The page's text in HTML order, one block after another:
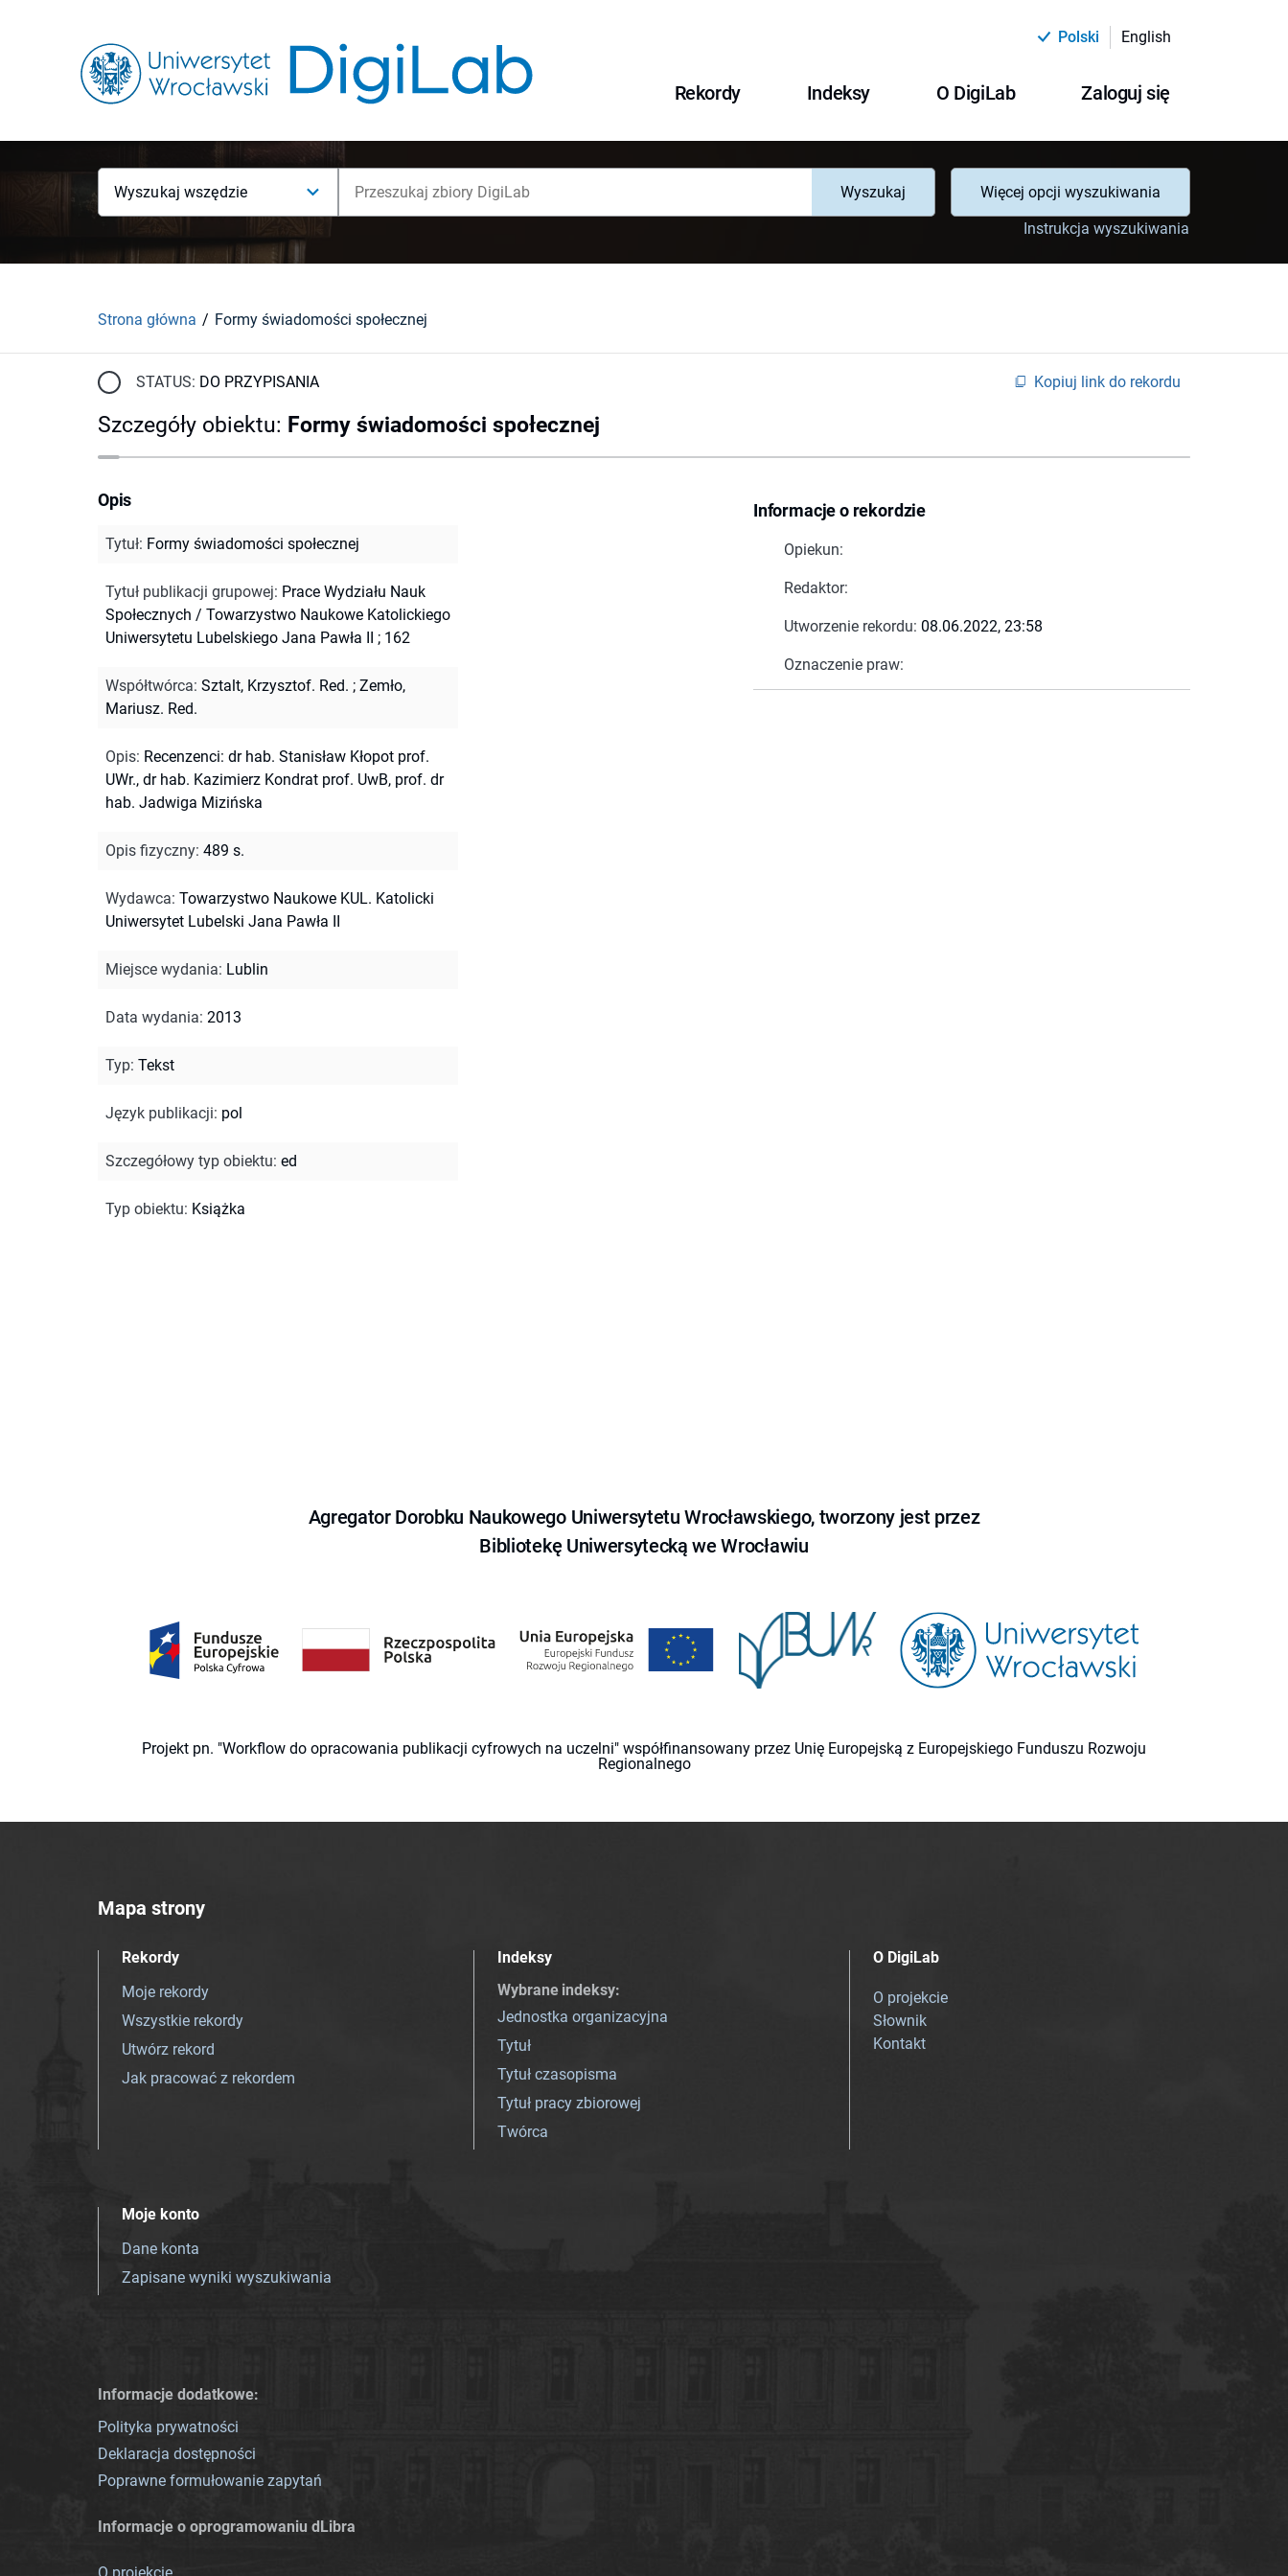
Polski English
Rekordy Indeksy O DigiLab Zaloguj się
Wyszukaj wszędzie Wyszukaj
Więcej opcji wyszukiwania
Instrukcja wyszukiwania
Strona główna Formy świadomości społecznej
STATUS: DO PRZYPISANIA Kopiuj link do rekordu
Szczegóły obiektu: Formy świadomości społecznej
Informacje o rekordzie
Opiekun:
Redaktor:
Utworzenie rekordu: 08.06.2022, 23:58
Oznaczenie praw:
Opis
Tytuł: Formy świadomości społecznej
Tytuł publikacji grupowej: Prace Wydziału Nauk
Społecznych / Towarzystwo Naukowe Katolickiego
Uniwersytetu Lubelskiego Jana Pawła II ; 162
Współtwórca: Sztalt, Krzysztof. Red. ; Zemło,
Mariusz. Red.
Opis: Recenzenci: dr hab. Stanisław Kłopot prof.
UWr., dr hab. Kazimierz Kondrat prof. UwB, prof. dr
hab. Jadwiga Mizińska
Opis fizyczny: 489 s.
Wydawca: Towarzystwo Naukowe KUL. Katolicki
Uniwersytet Lubelski Jana Pawła II
Miejsce wydania: Lublin
Data wydania: 2013
Typ: Tekst
Język publikacji: pol
Szczegółowy typ obiektu: ed
Typ obiektu: Książka
Agregator Dorobku Naukowego Uniwersytetu Wrocławskiego, tworzony jest przez
Bibliotekę Uniwersytecką we Wrocławiu
Projekt pn. "Workflow do opracowania publikacji cyfrowych na uczelni" współfinansowany przez Unię Europejską z Europejskiego Funduszu Rozwoju
Regionalnego
Mapa strony
Rekordy
Moje rekordy
Wszystkie rekordy
Utwórz rekord
Jak pracować z rekordem
Indeksy
Wybrane indeksy:
Jednostka organizacyjna
Tytuł
Tytuł czasopisma
Tytuł pracy zbiorowej
Twórca
O DigiLab
O projekcie
Słownik
Kontakt
Moje konto
Dane konta
Zapisane wyniki wyszukiwania
Informacje dodatkowe:
Polityka prywatności
Deklaracja dostępności
Poprawne formułowanie zapytań
Informacje o oprogramowaniu dLibra